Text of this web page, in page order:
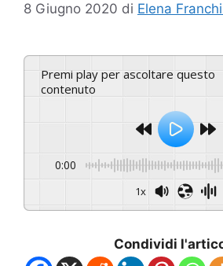
8 Giugno 2020 di Elena
Premi play per ascoltare questo
contenuto
0:00
1x
Condividi